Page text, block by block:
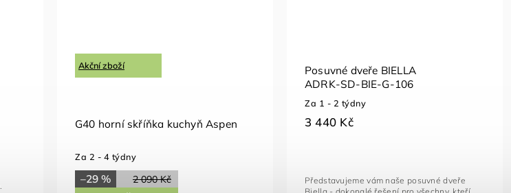
Akční zboží
G40 horní skříňka kuchyň Aspen
Za 2 - 4 týdny
2 090 Kč
–29 %
Posuvné dveře BIELLA
ADRK-SD-BIE-G-106
Za 1 - 2 týdny
3 440 Kč
Představujeme vám naše posuvné dveře